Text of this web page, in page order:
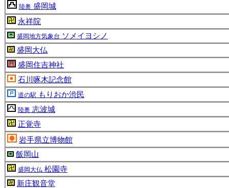
陸奥 盛岡城
永祥院
盛岡地方気象台 ソメイヨシノ
盛岡大仏
盛岡住吉神社
石川啄木記念館
道の駅 もりおか渋民
陸奥 志波城
正覚寺
岩手県立博物館
飯岡山
盛岡大仏 松園寺
新庄観音堂